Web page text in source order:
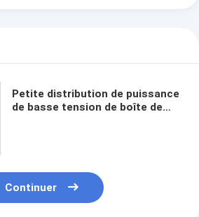
Petite distribution de puissance
de basse tension de boîte de
Continuer